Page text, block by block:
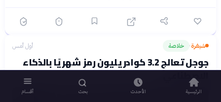
شيفرة› خلاصة أول أمس
جوجل تعالج 3.2 كوادريليون رمز شهريًا بالذكاء
الاصطناعي
الرئيسية الأحدث بحث أقسام